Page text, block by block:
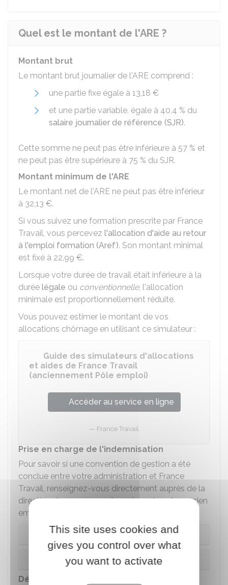
Quel est le montant de l'ARE ?
Montant brut
Le montant brut journalier de l'ARE comprend :
une partie fixe égale à 13,18 €
et une partie variable, égale à 40,4 % du
salaire journalier de référence (SJR).
Cette somme ne peut pas être inférieure à 57 % et
ne peut pas être supérieure à 75 % du SJR.
Montant minimum de l'ARE
Le montant net de l'ARE ne peut pas être inférieur
à 32,13 €.
Si vous suivez une formation prescrite par France
Travail, vous percevez l'allocation d'aide au retour
à l'emploi formation (Aref). Son montant minimal
est fixé à 22,99 €.
Lorsque votre durée de travail était inférieure à la
durée légale ou conventionnelle, l'allocation
minimale est proportionnellement réduite.
Vous pouvez estimer le montant de vos
allocations chômage en utilisant ce simulateur :
Guide des simulateurs d'allocations
et aides de France Travail
(anciennement Pôle emploi)
Accéder au service en ligne
France Travail
Prise en charge de l'indemnisation
Pour savoir si une convention de gestion a été
conclue entre votre administration et France
Travail, renseignez-vous directement auprès de la
direction des ressources humaines de votre ancien
employeur.
Indemnisation par l'administration
Indemnisation par France Travail
Dégressivité de l'ARE
This site uses cookies and
gives you control over what
you want to activate